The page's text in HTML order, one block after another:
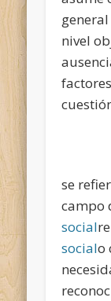
nivel
se
campo
social
socialo